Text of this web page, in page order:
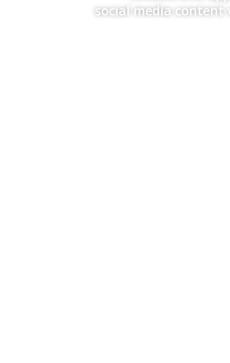
social media